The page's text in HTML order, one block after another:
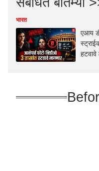
भारत
एआय
हटवावे